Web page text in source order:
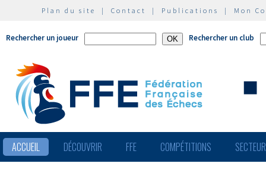
Plan du site | Contact | Publications | Mon
Rechercher un joueur Rechercher un club
ACCUEIL DÉCOUVRIR FFE COMPÉTITIONS